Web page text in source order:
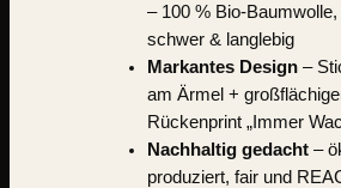
– 100 % Bio-Baumwolle,
schwer & langlebig
Markantes Design–
am Ärmel +
Rückenprint „Immer
Nachhaltig gedacht–
produziert, fair und